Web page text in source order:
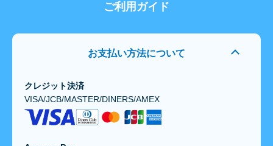
ご利用ガイド
お支払い方法について
クレジット決済
VISA/JCB/MASTER/DINERS/AMEX